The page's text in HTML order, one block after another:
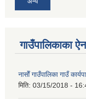
गाउँपालिकाका
नासाेँ गाउँपालिका गाउँ
मिति: 03/15/2018 -